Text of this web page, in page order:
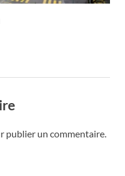
publier un commentaire.